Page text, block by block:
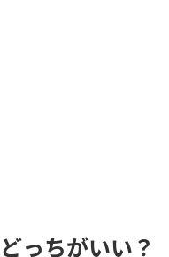
っちがいい？